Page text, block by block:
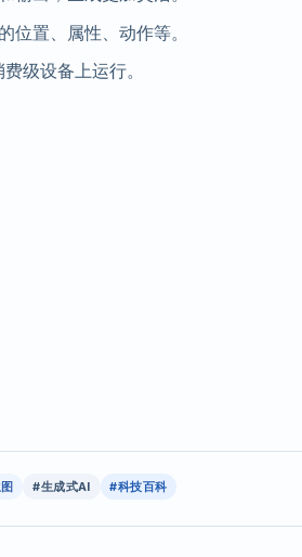
位置、属性、动作等。
级设备上运行。
#生成式AI #科技百科